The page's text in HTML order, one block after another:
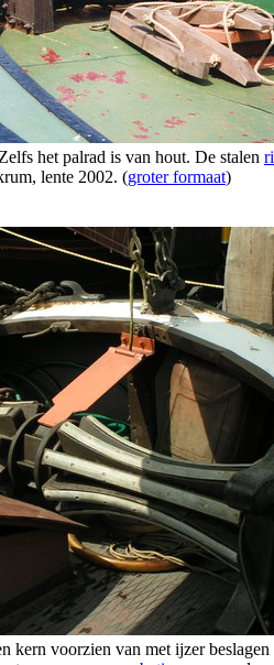
het palrad is van hout. De stalen
lente 2002. (groter formaat)
kern voorzien van met ijzer